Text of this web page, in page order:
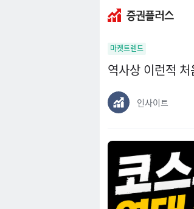
증
플
러
마켓트렌드
역사상 이런적
인사이트